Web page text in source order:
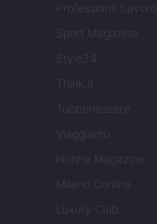
Professione Lavoro
Sport Magazine
Style24
Think.it
Tuobenessere
Viaggiamo
Nonne Magazine
Milano Cortina
Luxury Club